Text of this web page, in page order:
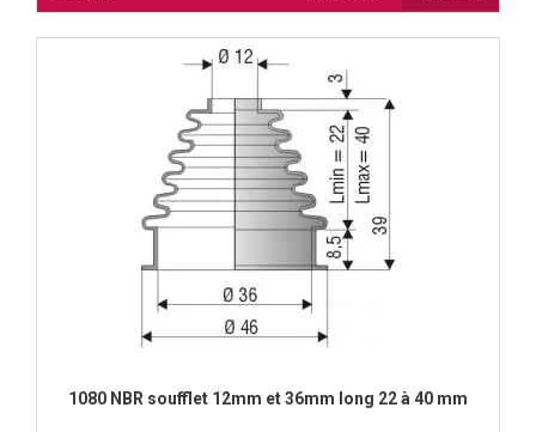
1080 NBR soufflet 12mm et 36mm long 22 à 40 mm